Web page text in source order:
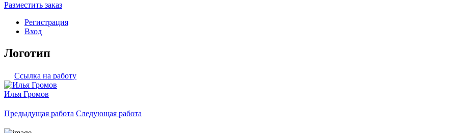
Разместить заказ
Регистрация
Вход
Логотип
Ссылка на работу
Илья Громов
Предыдущая работа Следующая работа